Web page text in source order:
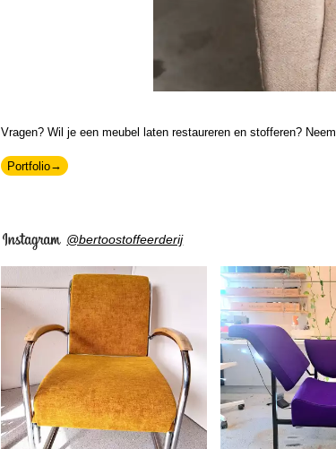
Vragen? Wil je een meubel laten restaureren en stofferen? Neem
Portfolio
@bertoostoffeerderij